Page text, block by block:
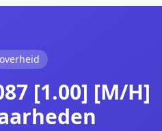
[1.00] [M/H]